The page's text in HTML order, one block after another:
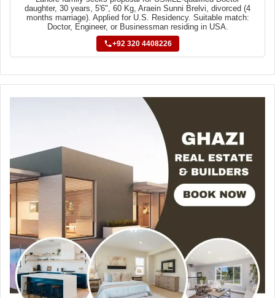
daughter, 30 years, 5'6", 60 Kg, Araein Sunni Brelvi, divorced (4
months marriage). Applied for U.S. Residency. Suitable match:
Doctor, Engineer, or Businessman residing in USA.
+92 320 4408226